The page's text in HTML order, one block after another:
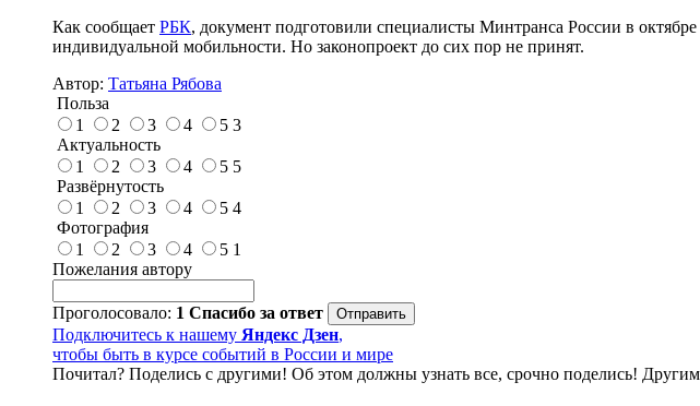
Как сообщает РБК, документ подготовили специалисты Минтранса России в
индивидуальной мобильности. Но законопроект до сих пор не принят.
Автор: Татьяна Рябова
Польза
1
2 3 4 5 3
Актуальность
1
2 3 4 5 5
Развёрнутость
1
2 3 4 5 4
Фотография
1
2 3 4 5 1
Пожелания автору
Проголосовало: 1 Спасибо за ответ
Подключитесь к нашему Яндекс Дзен,
чтобы быть в курсе событий в России и мире
Почитал? Поделись с другими! Об этом должны узнать все, срочно поделись!